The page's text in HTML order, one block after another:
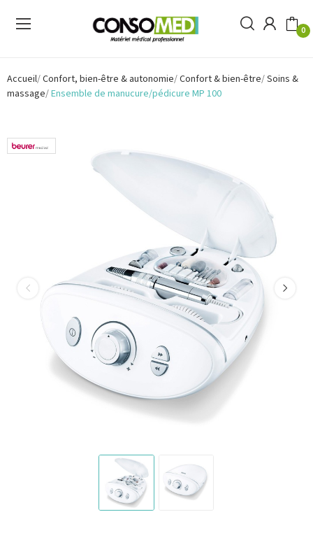
0
Accueil Confort, bien-être & autonomie Confort & bien-être Soins &
massage Ensemble de manucure/pédicure MP 100